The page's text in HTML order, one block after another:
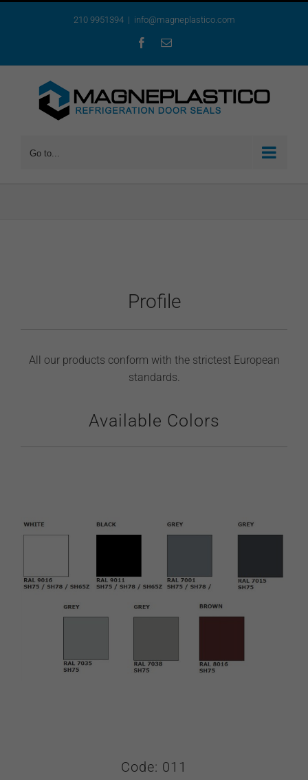
210 9951394 | info@magneplastico.com
Facebook
Email
Go to...
Profile
All our products conform with the strictest European
standards.
Available Colors
Code: 011